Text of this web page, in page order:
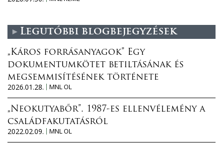
Legutóbbi blogbejegyzések
„Káros forrásanyagok” Egy
dokumentumkötet betiltásának és
megsemmisítésének története
2026.01.28.
MNL OL
„Neokutyabőr”. 1987-es ellenvélemény a
családfakutatásról
2022.02.09.
MNL OL